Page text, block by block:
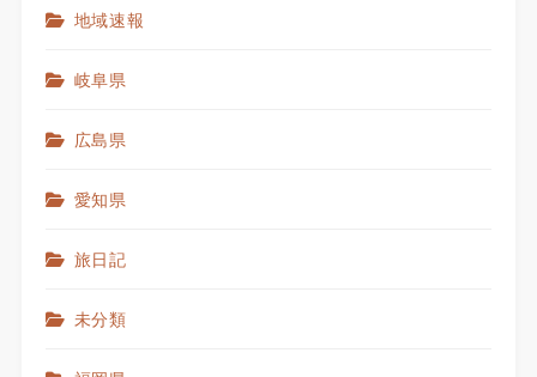
地域速報
岐阜県
広島県
愛知県
旅日記
未分類